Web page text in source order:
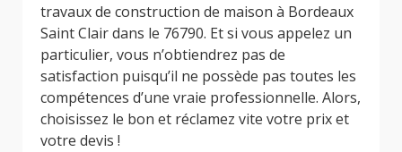
travaux de construction de maison à Bordeaux
Saint Clair dans le 76790. Et si vous appelez un
particulier, vous n’obtiendrez pas de
satisfaction puisqu’il ne possède pas toutes les
compétences d’une vraie professionnelle. Alors,
choisissez le bon et réclamez vite votre prix et
votre devis !